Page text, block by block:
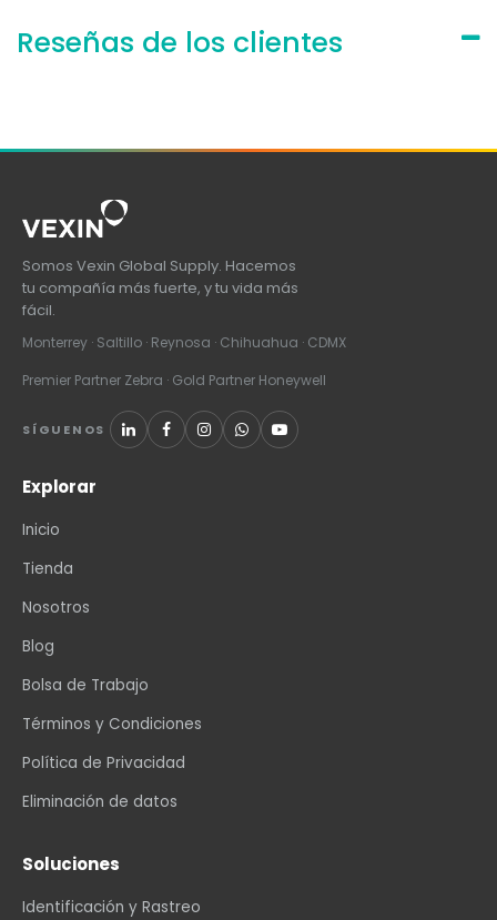
Reseñas de los clientes
Somos Vexin Global Supply. Hacemos
tu compañía más fuerte, y tu vida más
fácil.
Monterrey · Saltillo · Reynosa · Chihuahua · CDMX
Premier Partner Zebra · Gold Partner Honeywell
SÍGUENOS
Explorar
Inicio
Tienda
Nosotros
Blog
Bolsa de Trabajo
Términos y Condiciones
Política de Privacidad
Eliminación de datos
Soluciones
Identificación y Rastreo